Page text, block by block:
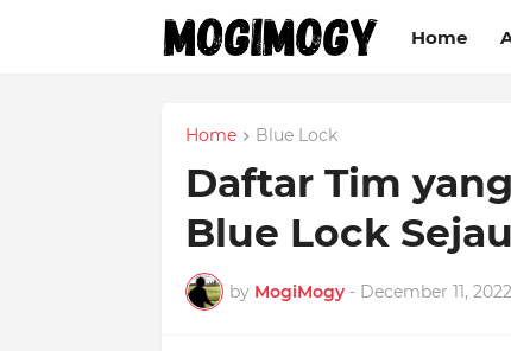
Home
Home Blue Lock
Daftar Tim
Blue Lock
by MogiMogy - December 11, 2022